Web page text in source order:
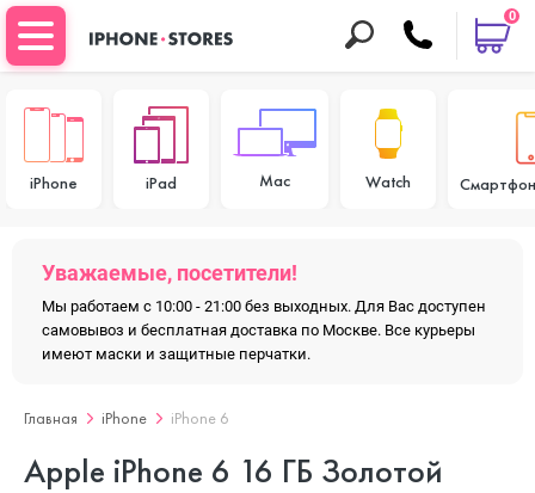
0
iPhone iPad Mac Watch
Уважаемые, посетители!
Мы работаем с 10:00 - 21:00 без выходных. Для Вас доступен
самовывоз и бесплатная доставка по Москве. Все курьеры
имеют маски и защитные перчатки.
Главная iPhone iPhone 6
Apple iPhone 6 16 ГБ Золотой